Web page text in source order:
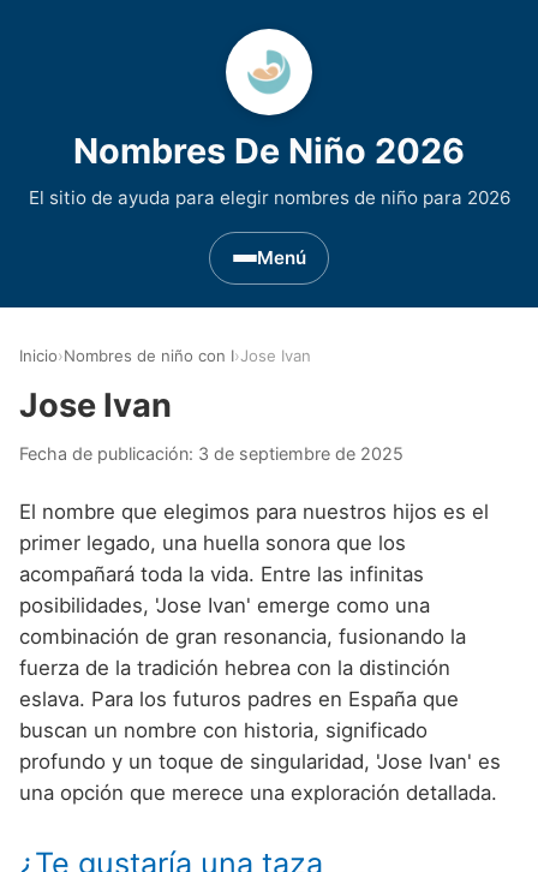
Nombres De Niño 2026
El sitio de ayuda para elegir nombres de niño para 2026
Menú
Nombres de niño que empiezan por D
Nombres de niño que empiezan por E
Nombres de niño que empiezan por F
Nombres de niño que empiezan por G
Nombres de niño que empiezan por H
Nombres de niño que empiezan por I
Nombres de niño que empiezan por J
Nombres de niño que empiezan por K
Nombres de Niño Asturianos
Nombres de Niño Baleares
Nombres de Niño Canarios
Nombres de Niño Cantabros
Nombres de Niño Castellanos
Nombres de Niño Catalanes
Nombres de Niño Extremeños
Nombres de Niño Gallegos
Nombres de Niño Celtas
Nombres de Niño Egipcios
Nombres de Niño Griegos
Nombres de Niño Mitologicos
Nombres de Niño Romanos
Nombres de Niño Vikingos
Nombres de Niño Alemanes
Nombres de Niño Americanos
Nombres de Niño Arabes
Nombres de Niño Chinos
Nombres de Niño Franceses
Nombres de Niño Hispanoamericanos
Nombres de Niño Italianos
Buscar
Inicio›Nombres de niño con I›Jose Ivan
Jose Ivan
Fecha de publicación: 3 de septiembre de 2025
El nombre que elegimos para nuestros hijos es el
primer legado, una huella sonora que los
acompañará toda la vida. Entre las infinitas
posibilidades, 'Jose Ivan' emerge como una
combinación de gran resonancia, fusionando la
fuerza de la tradición hebrea con la distinción
eslava. Para los futuros padres en España que
buscan un nombre con historia, significado
profundo y un toque de singularidad, 'Jose Ivan' es
una opción que merece una exploración detallada.
¿Te gustaría una taza